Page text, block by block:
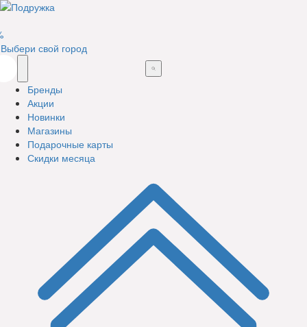
Выбери свой город
Бренды
Акции
Новинки
Магазины
Подарочные карты
Скидки месяца